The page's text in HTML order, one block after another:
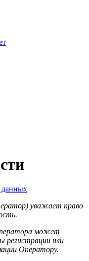
данных
уважает право
может
регистрации или
Оператору.